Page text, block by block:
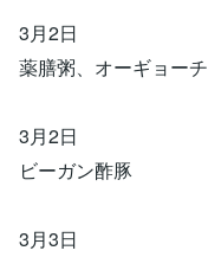
3月2日
薬膳粥、オーギョーチ
3月2日
ビーガン酢豚
3月3日